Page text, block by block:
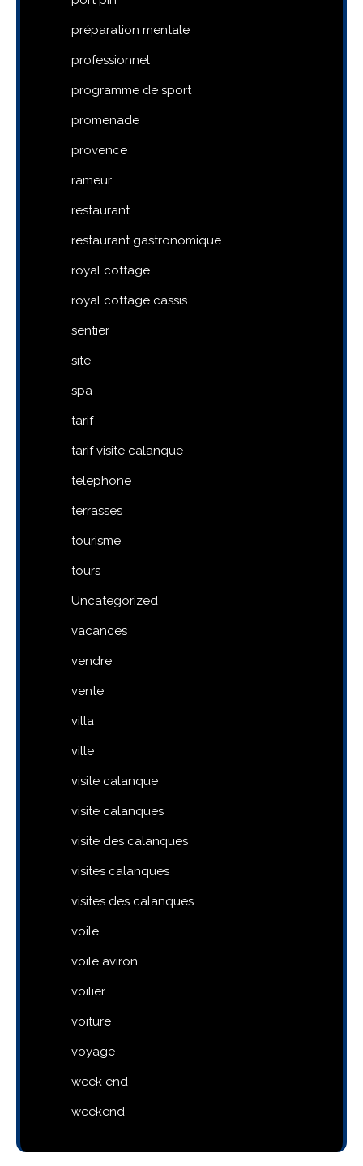
préparation mentale
professionnel
programme de sport
promenade
provence
rameur
restaurant
restaurant gastronomique
royal cottage
royal cottage cassis
sentier
site
spa
tarif
tarif visite calanque
telephone
terrasses
tourisme
tours
Uncategorized
vacances
vendre
vente
villa
ville
visite calanque
visite calanques
visite des calanques
visites calanques
visites des calanques
voile
voile aviron
voilier
voiture
voyage
week end
weekend